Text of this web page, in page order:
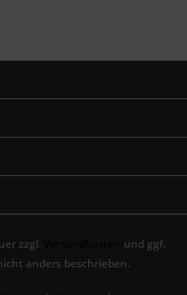
zzgl.
und ggf.
anders beschrieben.